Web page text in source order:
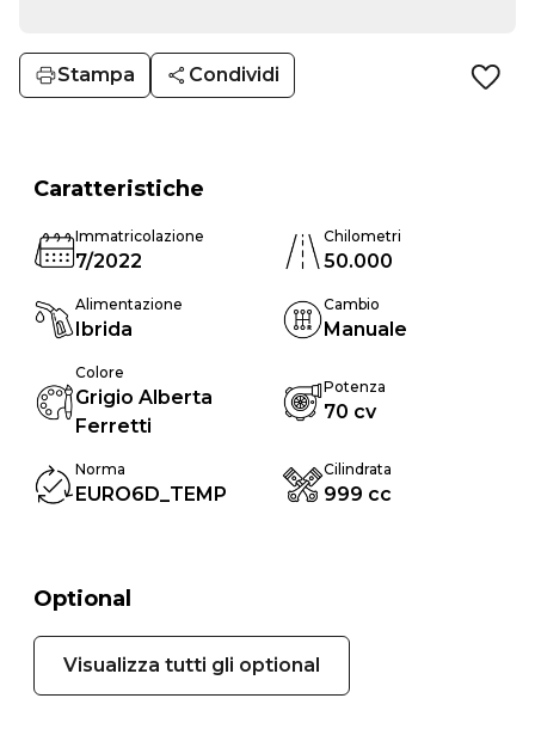
Stampa Condividi
Caratteristiche
Immatricolazione
7/2022
Chilometri
50.000
Alimentazione
Ibrida
Cambio
Manuale
Colore
Grigio Alberta
Ferretti
Potenza
70 cv
Norma
EURO6D_TEMP
Cilindrata
999 cc
Optional
Visualizza tutti gli optional